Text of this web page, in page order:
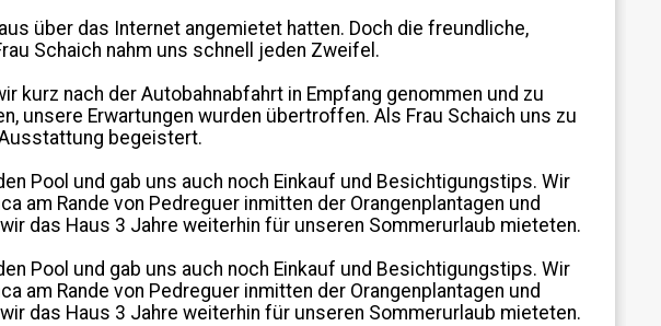
über das Internet angemietet hatten. Doch die freundliche,
Schaich nahm uns schnell jeden Zweifel.
kurz nach der Autobahnabfahrt in Empfang genommen und zu
unsere Erwartungen wurden übertroffen. Als Frau Schaich uns zu
begeistert.
Pool und gab uns auch noch Einkauf und Besichtigungstips. Wir
am Rande von Pedreguer inmitten der Orangenplantagen und
das Haus 3 Jahre weiterhin für unseren Sommerurlaub mieteten.
Pool und gab uns auch noch Einkauf und Besichtigungstips. Wir
am Rande von Pedreguer inmitten der Orangenplantagen und
das Haus 3 Jahre weiterhin für unseren Sommerurlaub mieteten.